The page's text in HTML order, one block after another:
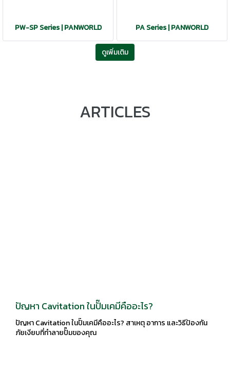
PW-SP Series | PANWORLD PA Series | PANWORLD
ดูเพิ่มเติม
ARTICLES
ปัญหา Cavitation ในปั๊มเคมีคืออะไร?
ปัญหา Cavitation ในปั๊มเคมีคืออะไร? สาเหตุ อาการ และวิธีป้องกัน
ภัยเงียบที่ทำลายปั๊มของคุณ